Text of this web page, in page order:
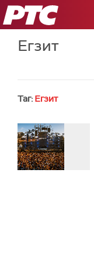
РТС
Егзит
Таг: Егзит